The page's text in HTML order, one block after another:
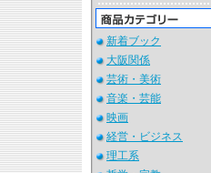
新着ブック
大阪関係
芸術・美術
音楽・芸能
映画
経営・ビジネス
理工系